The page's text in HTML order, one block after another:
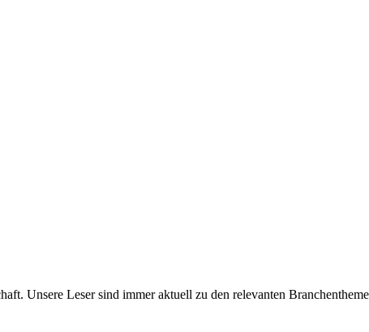
Unsere Leser sind immer aktuell zu den relevanten